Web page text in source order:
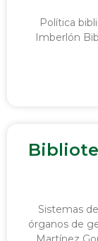
Política
Imberlón
Sistemas
órganos de